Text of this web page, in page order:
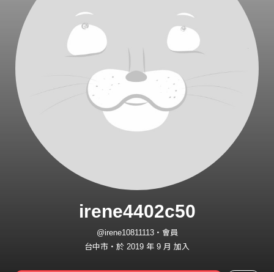
irene4402c50
@irene10811113・會員
台中市・於 2019 年 9 月 加入